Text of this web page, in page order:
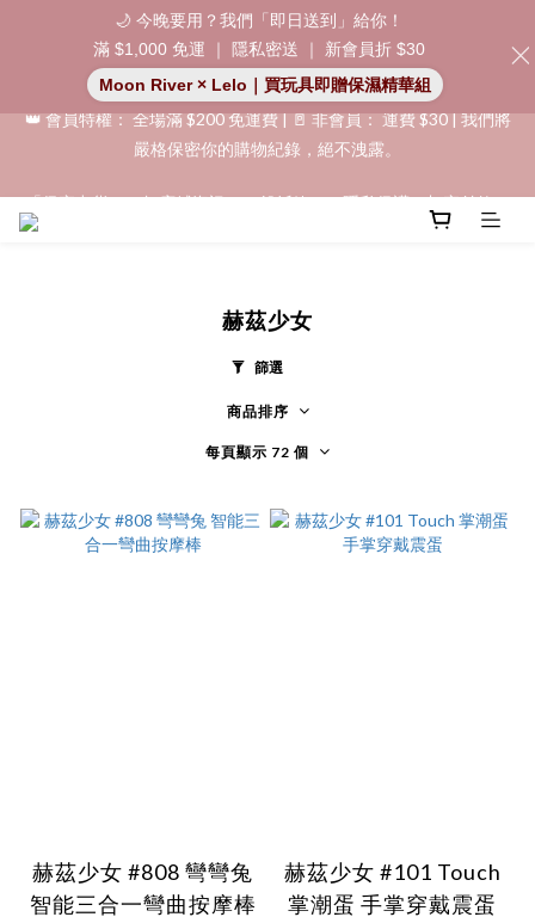
「保密出貨」（無店鋪資訊、一般紙箱）、隱私保護、加密付款、
加入會員即享$20購物金  訂單商品好評再享$15購物金
👑 會員特權： 全場滿 $200 免運費 | 🚪 非會員： 運費 $30 | 我們將
嚴格保密你的購物紀錄，絕不洩露。
立即註冊成為會員！
赫茲少女
篩選
商品排序
每頁顯示 72 個
赫茲少女 #808 彎彎兔
智能三合一彎曲按摩棒
赫茲少女 #101 Touch
掌潮蛋 手掌穿戴震蛋
🌙 今晚要用？我們「即日送到」給你！
滿 $1,000 免運 ｜ 隱私密送 ｜ 新會員折 $30
Moon River × Lelo｜買玩具即贈保濕精華組